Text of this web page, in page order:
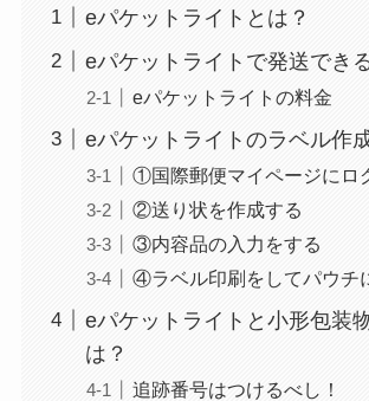
eパケットライトとは？
eパケットライトで発送でき
eパケットライトの料金
eパケットライトのラベル作
①国際郵便マイページにロ
②送り状を作成する
③内容品の入力をする
④ラベル印刷をしてパウチ
eパケットライトと小形包装
は？
追跡番号はつけるべし！